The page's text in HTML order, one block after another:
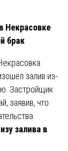
Некрасовке
брак
залив из-
Застройщик
заявив, что
залива в